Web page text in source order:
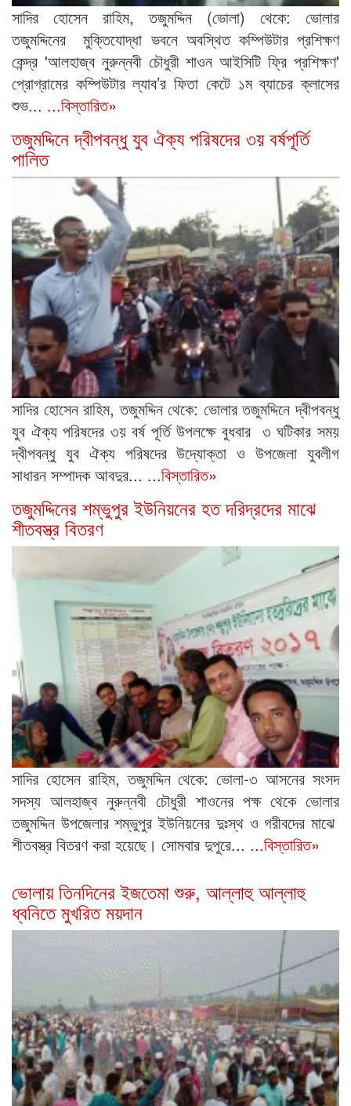
সাদির হোসেন রাহিম, তজুমদ্দিন (ভোলা) থেকে: ভোলার
তজুমদ্দিনের মুক্তিযোদ্ধা ভবনে অবস্থিত কম্পিউটার প্রশিক্ষণ
কেন্দ্র 'আলহাজ্ব নুরুন্নবী চৌধুরী শাওন আইসিটি ফ্রি প্রশিক্ষণ'
প্রোগ্রামের কম্পিউটার ল্যাব’র ফিতা কেটে ১ম ব্যাচের ক্লাসের
শুভ... ...বিস্তারিত»
তজুমদ্দিনে দ্বীপবন্ধু যুব ঐক্য পরিষদের ৩য় বর্ষপূর্তি
পালিত
সাদির হোসেন রাহিম, তজুমদ্দিন থেকে: ভোলার তজুমদ্দিনে দ্বীপবন্ধু
যুব ঐক্য পরিষদের ৩য় বর্ষ পূর্তি উপলক্ষে বুধবার ৩ ঘটিকার সময়
দ্বীপবন্ধু যুব ঐক্য পরিষদের উদ্যোক্তা ও উপজেলা যুবলীগ
সাধারন সম্পাদক আবদুর... ...বিস্তারিত»
তজুমদ্দিনের শম্ভুপুর ইউনিয়নের হত দরিদ্রদের মাঝে
শীতবস্ত্র বিতরণ
সাদির হোসেন রাহিম, তজুমদ্দিন থেকে: ভোলা-৩ আসনের সংসদ
সদস্য আলহাজ্ব নুরুন্নবী চৌধুরী শাওনের পক্ষ থেকে ভোলার
তজুমদ্দিন উপজেলার শম্ভুপুর ইউনিয়নের দুঃস্থ ও গরীবদের মাঝে
শীতবস্ত্র বিতরণ করা হয়েছে। সোমবার দুপুরে... ...বিস্তারিত»
ভোলায় তিনদিনের ইজতেমা শুরু, আল্লাহু আল্লাহু
ধ্বনিতে মুখরিত ময়দান